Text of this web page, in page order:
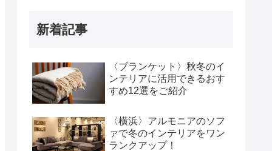
新着記事
〈ブランケット〉秋冬のイ
ンテリアに活用できるおす
すめ12選をご紹介
〈横浜〉アルモニアのソフ
ァで冬のインテリアをワン
ランクアップ！